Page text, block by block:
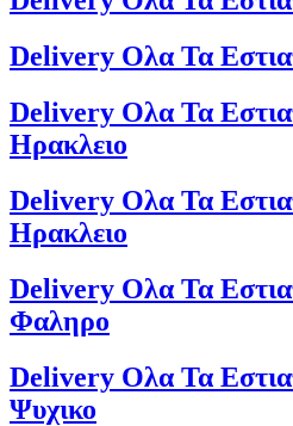
Delivery Ολα Τα
Delivery Ολα Τα
Ηρακλειο
Delivery Ολα Τα
Ηρακλειο
Delivery Ολα Τα
Φαληρο
Delivery Ολα Τα
Ψυχικο